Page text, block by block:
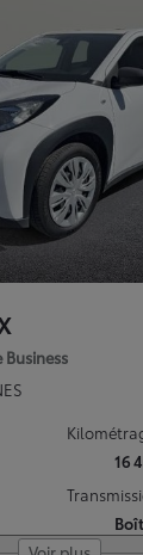
Business
16